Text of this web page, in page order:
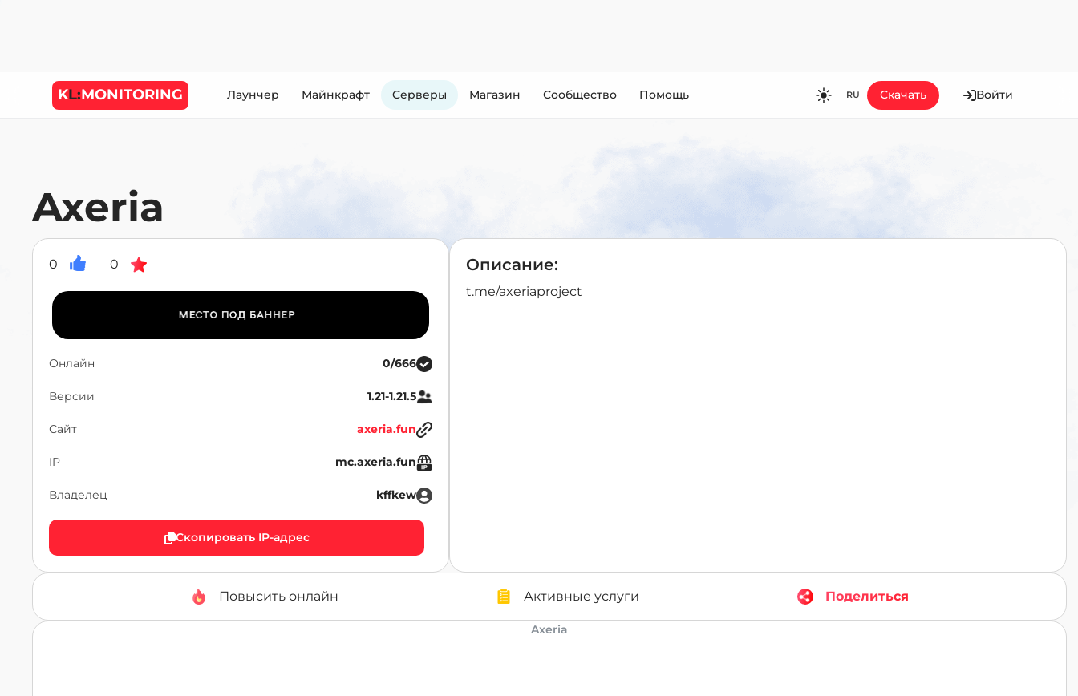
KL:MONITORING Лаунчер Майнкрафт Cерверы Магазин Сообщество Помощь RU Скачать Войти
Axeria
0 0
Онлайн 0/666
Версии 1.21-1.21.5
Сайт axeria.fun
IP mc.axeria.fun
Владелец kffkew
Скопировать IP-адрес
Описание:
t.me/axeriaproject
Повысить онлайн Активные услуги Поделиться
Axeria